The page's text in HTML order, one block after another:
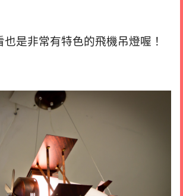
是非常有特色的飛機吊燈喔！